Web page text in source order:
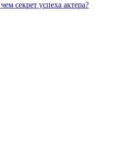
секрет успеха актера?